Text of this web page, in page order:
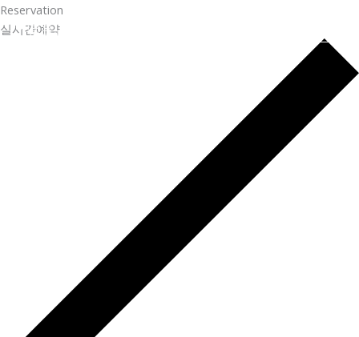
콘
텐
Reservation
실시간예약